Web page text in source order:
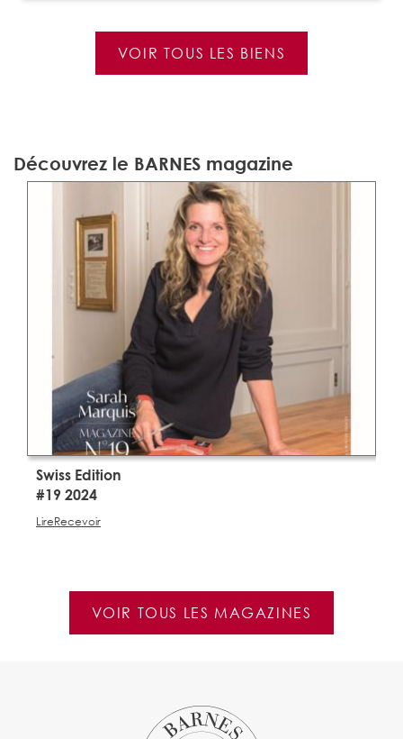
VOIR TOUS LES BIENS
Découvrez le BARNES magazine
Swiss Edition
#19 2024
LireRecevoir
VOIR TOUS LES MAGAZINES